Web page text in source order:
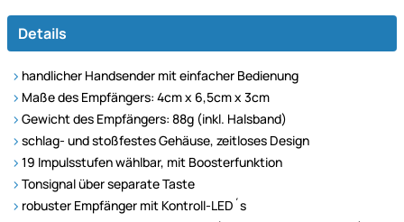
Details
handlicher Handsender mit einfacher Bedienung
Maße des Empfängers: 4cm x 6,5cm x 3cm
Gewicht des Empfängers: 88g (inkl. Halsband)
schlag- und stoßfestes Gehäuse, zeitloses Design
19 Impulsstufen wählbar, mit Boosterfunktion
Tonsignal über separate Taste
robuster Empfänger mit Kontroll-LED´s